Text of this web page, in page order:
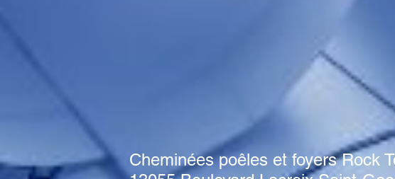
Cheminées poêles et foyers Rock